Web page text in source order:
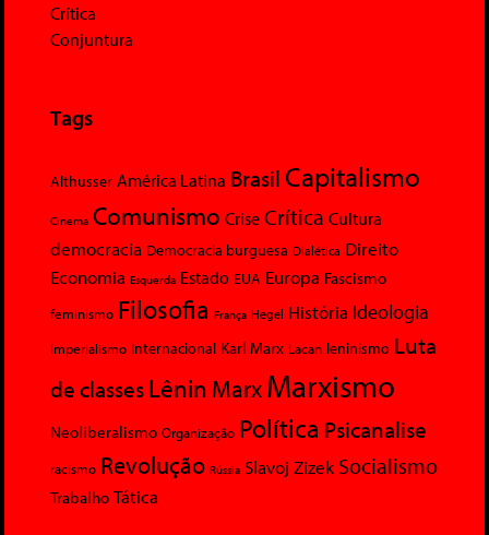
Crítica
Conjuntura
Tags
Althusser América Latina Brasil Capitalismo
Cinema Comunismo Crise Crítica Cultura
democracia Democracia burguesa Dialética Direito
Economia Esquerda Estado EUA Europa Fascismo
feminismo Filosofia França Hegel História Ideologia
Imperialismo Internacional Karl Marx Lacan leninismo Luta
de classesLênin MarxMarxismo
Neoliberalismo Organização Política Psicanalise
racismo Revolução Rússia Slavoj Zizek Socialismo
Trabalho Tática